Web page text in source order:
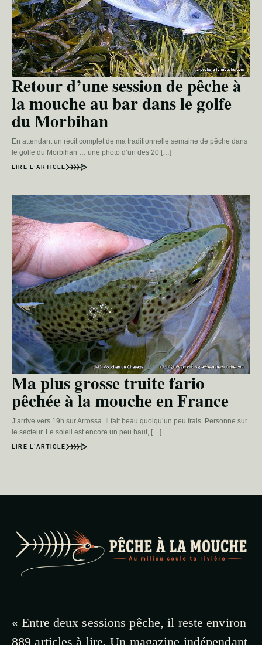
Retour d’une session de pêche à
la mouche au bar dans le golfe
du Morbihan
En attendant un récit complet de ma traditionnelle semaine de pêche dans
le golfe du Morbihan … une photo d’un des 20 […]
LIRE L’ARTICLE
Ma plus grosse truite fario
pêchée à la mouche en France
J’arrive vers 19h sur Arrossa. Il fait beau quoiqu’un peu frais. Personne sur
le secteur. Le soleil est encore un peu haut, […]
LIRE L’ARTICLE
« Entre deux sessions pêche, il reste environ
889 articles à lire. Un magazine indépendant